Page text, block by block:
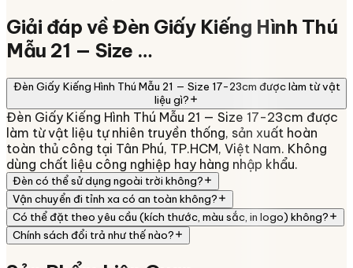
Giải đáp vềĐèn Giấy Kiếng Hình Thú
Mẫu 21 — Size …
Đèn Giấy Kiếng Hình Thú Mẫu 21 — Size 17-23cm được làm từ vật
liệu gì?
Đèn Giấy Kiếng Hình Thú Mẫu 21 — Size 17-23cm được
làm từ vật liệu tự nhiên truyền thống, sản xuất hoàn
toàn thủ công tại Tân Phú, TP.HCM, Việt Nam. Không
dùng chất liệu công nghiệp hay hàng nhập khẩu.
Đèn có thể sử dụng ngoài trời không?
Vận chuyển đi tỉnh xa có an toàn không?
Có thể đặt theo yêu cầu (kích thước, màu sắc, in logo) không?
Chính sách đổi trả như thế nào?